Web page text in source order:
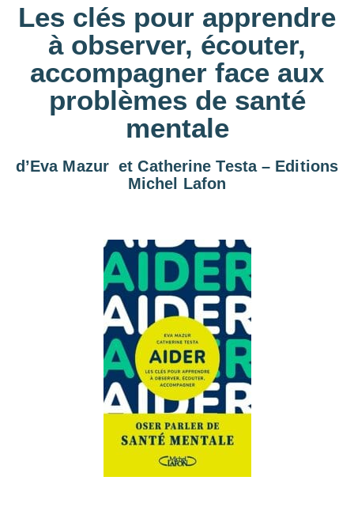
Les clés pour apprendre
à observer, écouter,
accompagner face aux
problèmes de santé
mentale
d’Eva Mazur et Catherine Testa – Editions
Michel Lafon